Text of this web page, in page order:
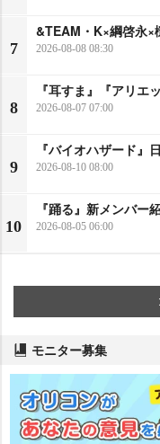
7
&TEAM・K×綱啓永×
2026-08-08 08:30
8
『耳すま』『アリエ
2026-08-07 07:00
9
『バイオハザード』
2026-08-10 08:00
10
『踊る』新メンバー
2026-08-05 06:00
モニター募集